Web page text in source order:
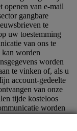
openen van e-mail
gangbare
te
uw toestemming
van ons te
kan worden
worden
te vinken of, als u
account-gedeelte
van onze
tijde kosteloos
worden
voor de
onderaan elke e-